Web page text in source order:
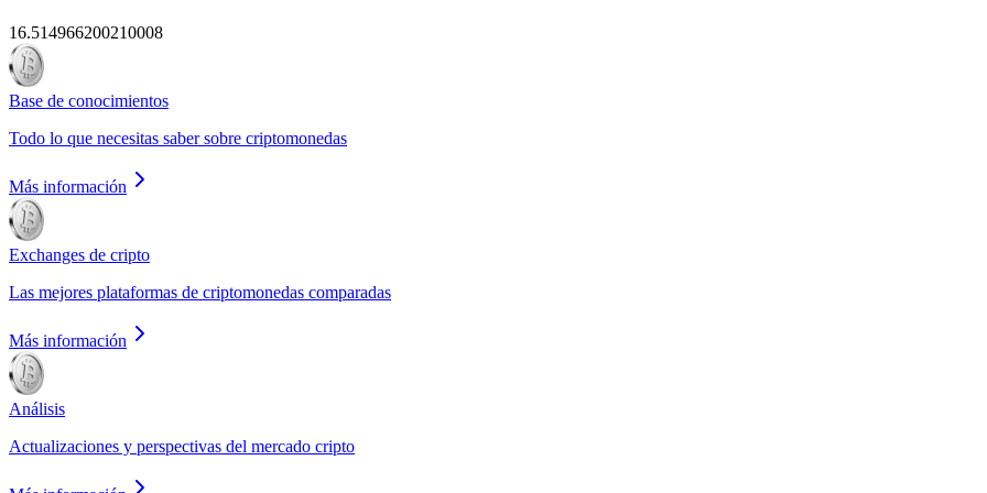
16.514966200210008
Base de conocimientos
Todo lo que necesitas saber sobre criptomonedas
Más información
Exchanges de cripto
Las mejores plataformas de criptomonedas comparadas
Más información
Análisis
Actualizaciones y perspectivas del mercado cripto